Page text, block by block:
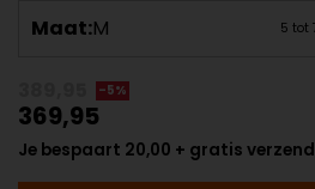
Maat:M 5 tot
-5%
369,95
Je bespaart 20,00 + gratis